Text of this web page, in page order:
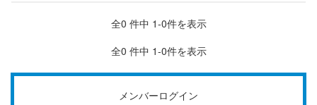
全0 件中 1-0件を表示
全0 件中 1-0件を表示
メンバーログイン